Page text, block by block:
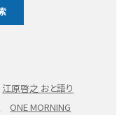
江原啓之 おと語り
ONE MORNING